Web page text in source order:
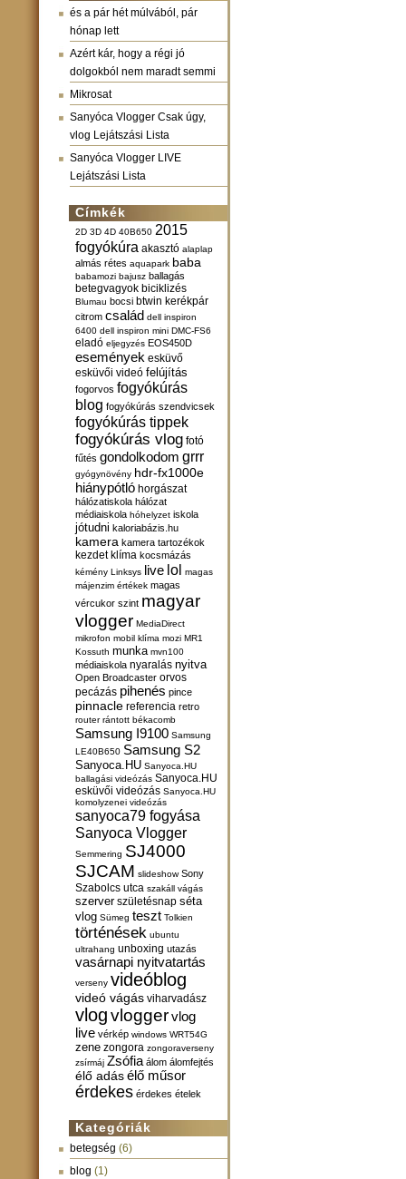
és a pár hét múlvából, pár
hónap lett
Azért kár, hogy a régi jó
dolgokból nem maradt semmi
Mikrosat
Sanyóca Vlogger Csak úgy,
vlog Lejátszási Lista
Sanyóca Vlogger LIVE
Lejátszási Lista
Címkék
2D 3D 4D 40B650 2015
fogyókúra akasztó alaplap
almás rétes aquapark baba
babamozi bajusz ballagás
betegvagyok biciklizés
Blumau bocsi btwin kerékpár
citrom család dell inspiron
6400 dell inspiron mini DMC-FS6
eladó eljegyzés EOS450D
események esküvő
esküvői videó felújítás
fogorvos fogyókúrás
blog fogyókúrás szendvicsek
fogyókúrás tippek
fogyókúrás vlog fotó
fűtés gondolkodom grrr
gyógynövény hdr-fx1000e
hiánypótló horgászat
hálózatiskola hálózat
médiaiskola hóhelyzet iskola
jótudni kaloriabázis.hu
kamera kamera tartozékok
kezdet klíma kocsmázás
kémény Linksys live lol magas
májenzim értékek magas
vércukor szint magyar
vlogger MediaDirect
mikrofon mobil klíma mozi MR1
Kossuth munka mvn100
médiaiskola nyaralás nyitva
Open Broadcaster orvos
pecázás pihenés pince
pinnacle referencia retro
router rántott békacomb
Samsung I9100 Samsung
LE40B650 Samsung S2
Sanyoca.HU Sanyoca.HU
ballagási videózás Sanyoca.HU
esküvői videózás Sanyoca.HU
komolyzenei videózás
sanyoca79 fogyása
Sanyoca Vlogger
Semmering SJ4000
SJCAM slideshow Sony
Szabolcs utca szakáll vágás
szerver születésnap séta
vlog Sümeg teszt Tolkien
történések ubuntu
ultrahang unboxing utazás
vasárnapi nyitvatartás
verseny videóblog
videó vágás viharvadász
vlogvloggervlog
live vérkép windows WRT54G
zene zongora zongoraverseny
zsírmáj Zsófia álom álomfejtés
élő adás élő műsor
érdekes érdekes ételek
Kategóriák
betegség (6)
blog (1)